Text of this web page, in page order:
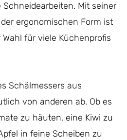
Mit seiner
ergonomischen Form ist
Wahl für viele Küchenprofis
Schälmessers aus
von anderen ab. Ob es
zu häuten, eine Kiwi zu
in feine Scheiben zu